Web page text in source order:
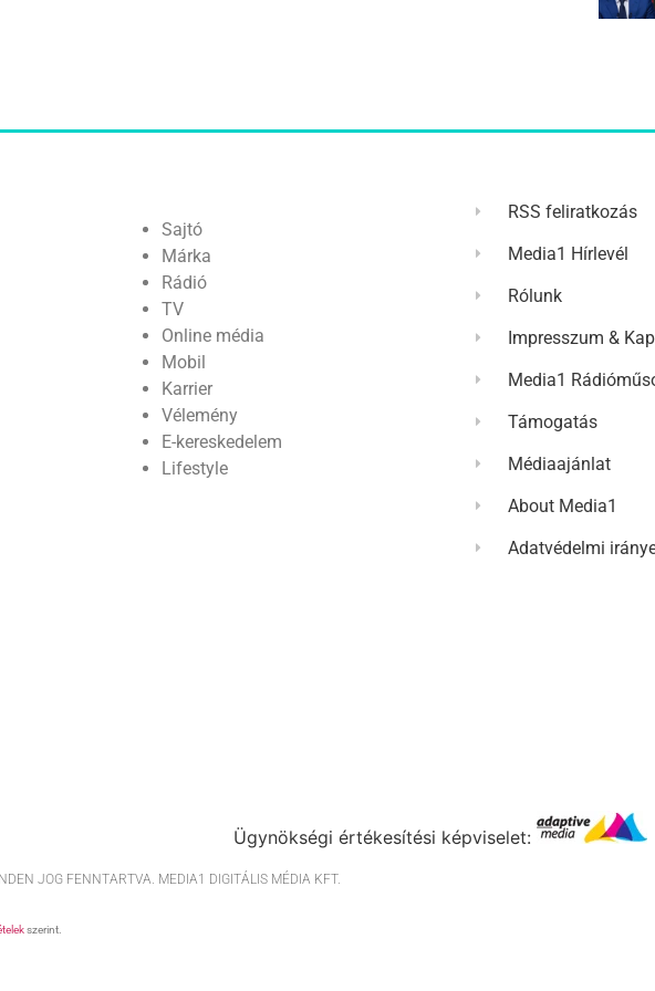
Sajtó
Márka
Rádió
TV
Online média
Mobil
Karrier
Vélemény
E-kereskedelem
Lifestyle
RSS feliratkozás
Media1 Hírlevél
Rólunk
Impresszum &
Media1
Támogatás
Médiaajánlat
About Media1
Adatvédelmi
Ügynökségi értékesítési képviselet:
JOG FENNTARTVA. MEDIA1 DIGITÁLIS MÉDIA KFT.
szerint.